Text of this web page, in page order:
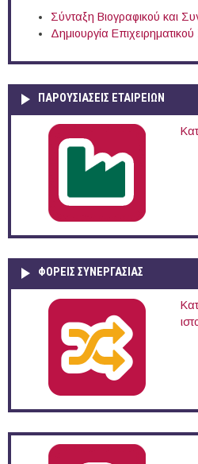
Σύνταξη Βιογραφικού και
Δημιουργία
ΠΑΡΟΥΣΙΆΣΕΙΣ ΕΤΑΙΡΕΙΏΝ
ΦΟΡΕΙΣ ΣΥΝΕΡΓΑΣΙΑΣ